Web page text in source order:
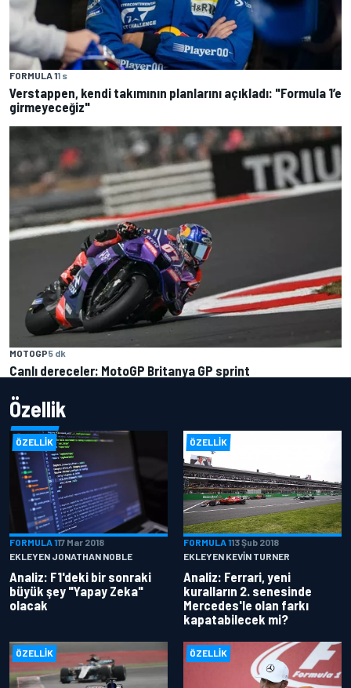
FORMULA 11 s
Verstappen, kendi takımının planlarını açıkladı: "Formula 1’e
girmeyeceğiz"
MOTOGP5 dk
Canlı dereceler: MotoGP Britanya GP sprint
Özellik
ÖZELLIK
FORMULA 117 Mar 2018
EKLEYEN JONATHAN NOBLE
Analiz: F1'deki bir sonraki
büyük şey "Yapay Zeka"
olacak
ÖZELLIK
FORMULA 113 Şub 2018
EKLEYEN KEVIN TURNER
Analiz: Ferrari, yeni
kuralların 2. senesinde
Mercedes'le olan farkı
kapatabilecek mi?
ÖZELLIK ÖZELLIK